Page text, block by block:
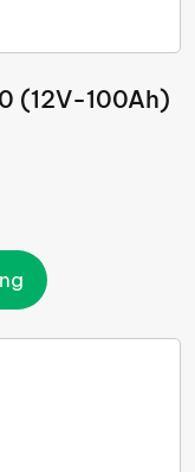
(12V-100Ah)